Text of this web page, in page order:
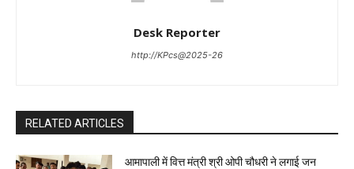
Desk Reporter
http://KPcs@2025-26
RELATED ARTICLES
आमापाली में वित्त मंत्री श्री ओपी चौधरी ने लगाई जन